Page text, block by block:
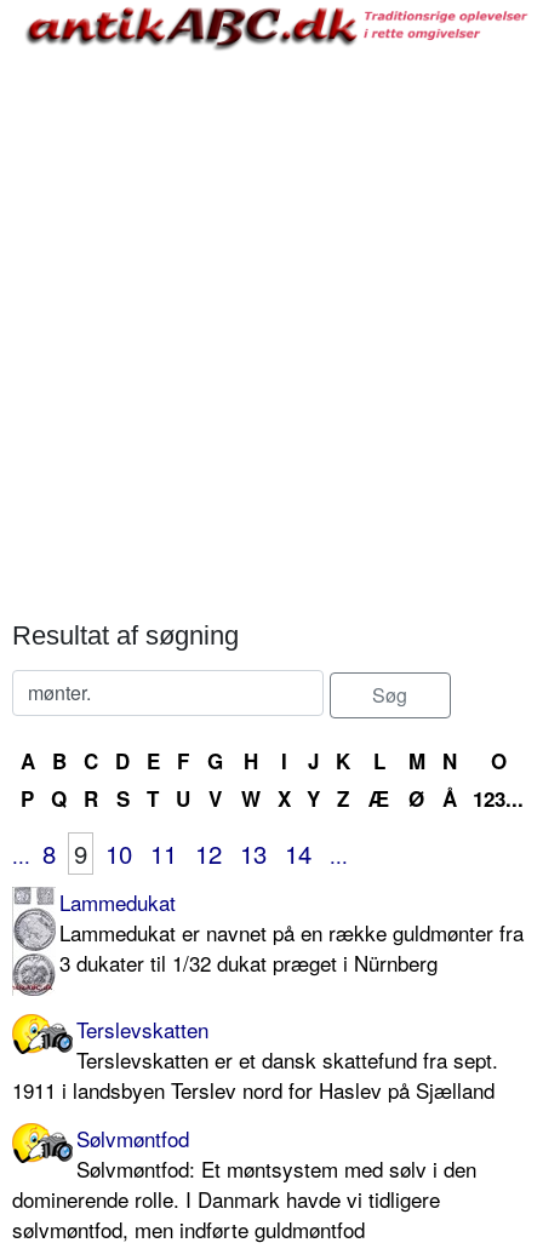
Resultat af søgning
A B C D E F G H I J K L M N
O
P Q R S T U V W X Y Z Æ Ø Å 123...
... 8 9 10 11 12 13 14
...
Lammedukat
Lammedukat er navnet på en række guldmønter fra
3 dukater til 1/32 dukat præget i Nürnberg
Terslevskatten
Terslevskatten er et dansk skattefund fra sept.
1911 i landsbyen Terslev nord for Haslev på Sjælland
Sølvmøntfod
Sølvmøntfod: Et møntsystem med sølv i den
dominerende rolle. I Danmark havde vi tidligere
sølvmøntfod, men indførte guldmøntfod